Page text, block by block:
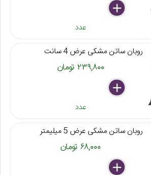
delete
remove
add
عدد
روبان ساتن مشکی عرض 4 سانت
۲۳۹,۸۰۰ تومان
delete
remove
add
عدد
روبان ساتن مشکی عرض 5 میلیمتر
۶۸,۰۰۰ تومان
delete
remove
add